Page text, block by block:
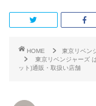
HOME
東京リベン
東京リベンジャーズ
ット)通販・取扱い店舗